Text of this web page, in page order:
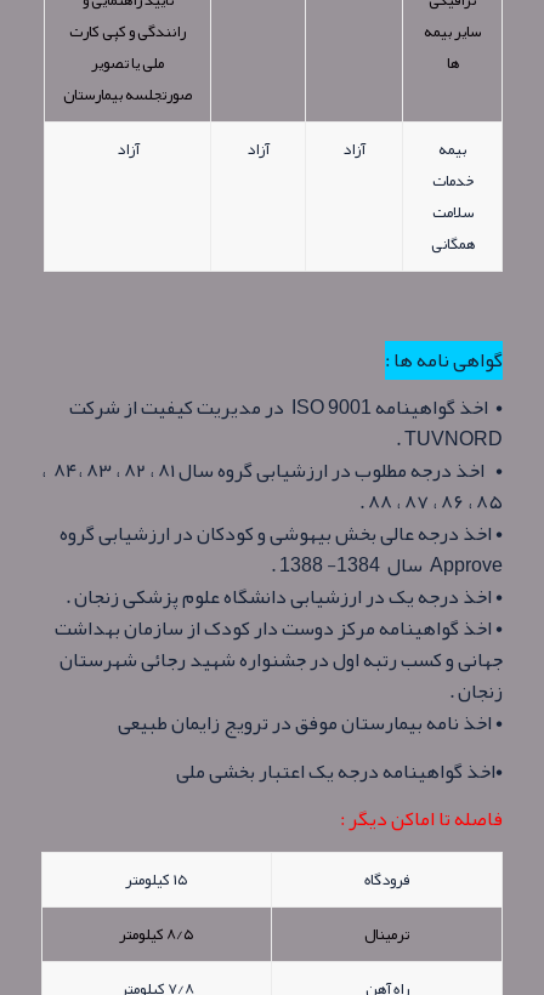
سایر بیمه
ها
رانندگی و کپی کارت
ملی یا تصویر
صورتجلسه بیمارستان
بیمه
خدمات
سلامت
همگانی
آزاد آزاد آزاد
گواهی نامه ها :
• اخذ گواهینامه ISO 9001 در مدیریت کیفیت از شرکت
TUVNORD .
• اخذ درجه مطلوب در ارزشیابی گروه سال ۸۱ ، ۸۲ ، ۸۳ ،۸۴ ،
۸۵ ، ۸۶ ، ۸۷ ، ۸۸ .
• اخذ درجه عالی بخش بیهوشی و کودکان در ارزشیابی گروه
Approve سال 1384- 1388 .
• اخذ درجه یک در ارزشیابی دانشگاه علوم پزشکی زنجان .
• اخذ گواهینامه مرکز دوست دار کودک از سازمان بهداشت
جهانی و کسب رتبه اول در جشنواره شهید رجائی شهرستان
زنجان .
• اخذ نامه بیمارستان موفق در ترویج زایمان طبیعی
•اخذ گواهینامه درجه یک اعتبار بخشی ملی
فاصله تا اماکن دیگر :
فرودگاه
۱۵ کیلومتر
ترمینال
۸/۵ کیلومتر